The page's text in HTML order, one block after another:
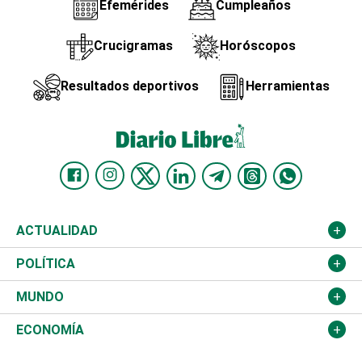
Efemérides Cumpleaños
Crucigramas Horóscopos
Resultados deportivos Herramientas
ACTUALIDAD
Nacional
Ciudad
Educación
POLÍTICA
Partidos
JCE
MUNDO
Estados Unidos
ECONOMÍA